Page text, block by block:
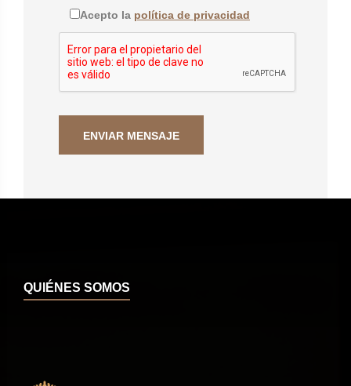
Acepto la política de privacidad
QUIÉNES SOMOS